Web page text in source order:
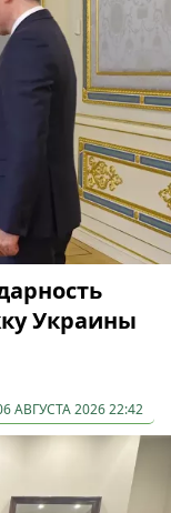
Украины
АВГУСТА 2026 22:42